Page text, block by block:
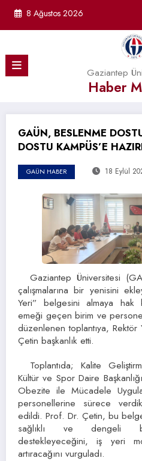
8 Ağustos 2026
Gaziantep
Haber
GAÜN, BESLENME
DOSTU KAMPÜS’E
GAÜN HABER 18 Eylül
Gaziantep Üniversitesi
çalışmalarına bir yenisini
Yeri” belgesini almaya hak
emeği geçen birim ve
düzenlenen toplantıya, Rektör
Çetin başkanlık etti.
Toplantıda; Kalite
Kültür ve Spor Daire
Obezite ile Mücadele
personellerine sürece
edildi. Prof. Dr. Çetin, bu
sağlıklı ve dengeli
destekleyeceğini, iş yeri
artıracağını vurguladı.